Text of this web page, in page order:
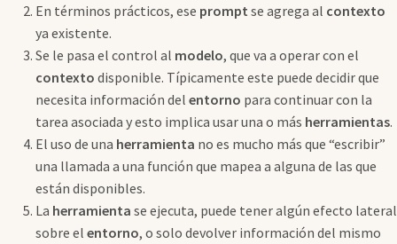
En términos prácticos, ese prompt se agrega al contexto
ya existente.
Se le pasa el control al modelo, que va a operar con el
contexto disponible. Típicamente este puede decidir que
necesita información del entorno para continuar con la
tarea asociada y esto implica usar una o más herramientas.
El uso de una herramienta no es mucho más que “escribir”
una llamada a una función que mapea a alguna de las que
están disponibles.
La herramienta se ejecuta, puede tener algún efecto lateral
sobre el entorno, o solo devolver información del mismo